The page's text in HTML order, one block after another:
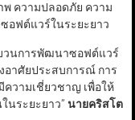
ความปลอดภัย ความ
อฟต์แวร์ในระยะยาว
บวนการพัฒนาซอฟต์แวร์
อาศัยประสบการณ์ การ
วามเชี่ยวชาญ เพื่อให้
นระยะยาว” นายคริสโต